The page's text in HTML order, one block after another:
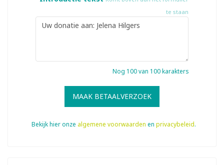
te staan
Nog 100van 100 karakters
MAAK BETAALVERZOEK
Bekijk hier onze algemene voorwaarden en privacybeleid.